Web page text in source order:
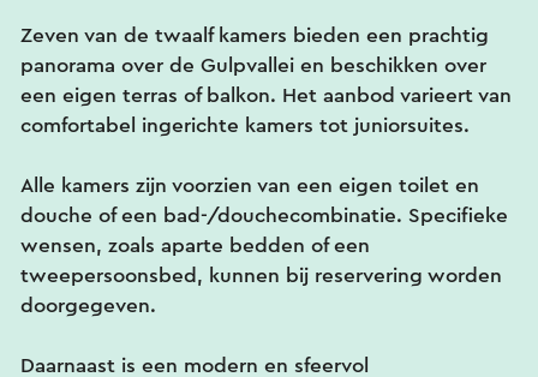
Zeven van de twaalf kamers bieden een prachtig
panorama over de Gulpvallei en beschikken over
een eigen terras of balkon. Het aanbod varieert van
comfortabel ingerichte kamers tot juniorsuites.
Alle kamers zijn voorzien van een eigen toilet en
douche of een bad-/douchecombinatie. Specifieke
wensen, zoals aparte bedden of een
tweepersoonsbed, kunnen bij reservering worden
doorgegeven.
Daarnaast is een modern en sfeervol